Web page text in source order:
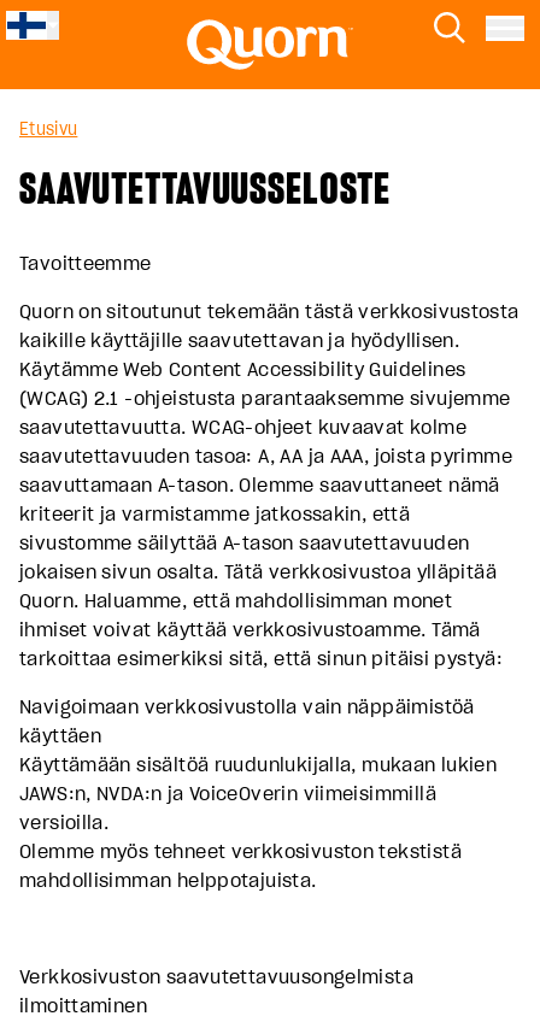
Skip to main contentQuorn Etsi
Menu
Etusivu
SAAVUTETTAVUUSSELOSTE
Tavoitteemme
Quorn on sitoutunut tekemään tästä verkkosivustosta
kaikille käyttäjille saavutettavan ja hyödyllisen.
Käytämme Web Content Accessibility Guidelines
(WCAG) 2.1 -ohjeistusta parantaaksemme sivujemme
saavutettavuutta. WCAG-ohjeet kuvaavat kolme
saavutettavuuden tasoa: A, AA ja AAA, joista pyrimme
saavuttamaan A-tason. Olemme saavuttaneet nämä
kriteerit ja varmistamme jatkossakin, että
sivustomme säilyttää A-tason saavutettavuuden
jokaisen sivun osalta. Tätä verkkosivustoa ylläpitää
Quorn. Haluamme, että mahdollisimman monet
ihmiset voivat käyttää verkkosivustoamme. Tämä
tarkoittaa esimerkiksi sitä, että sinun pitäisi pystyä:
Navigoimaan verkkosivustolla vain näppäimistöä
käyttäen
Käyttämään sisältöä ruudunlukijalla, mukaan lukien
JAWS:n, NVDA:n ja VoiceOverin viimeisimmillä
versioilla.
Olemme myös tehneet verkkosivuston tekstistä
mahdollisimman helppotajuista.
Verkkosivuston saavutettavuusongelmista
ilmoittaminen